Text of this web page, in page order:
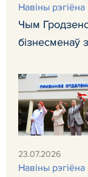
Навiны рэгiёна
Чым
бізнесменаў
23.07.2026
Навiны рэгiёна